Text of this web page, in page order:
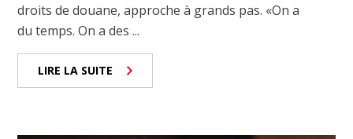
droits de douane, approche à grands pas. «On a
du temps. On a des ...
LIRE LA SUITE